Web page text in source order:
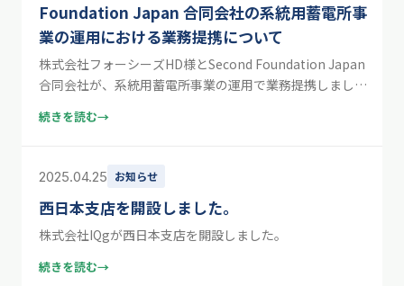
Foundation Japan 合同会社の系統用蓄電所事
業の運用における業務提携について
株式会社フォーシーズHD様とSecond Foundation Japan
合同会社が、系統用蓄電所事業の運用で業務提携しまし
続きを読む→
2025.04.25 お知らせ
西日本支店を開設しました。
株式会社IQgが西日本支店を開設しました。
続きを読む→